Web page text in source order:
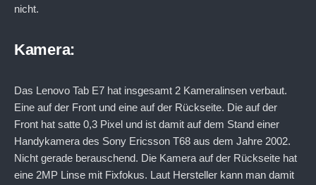
nicht.
Kamera:
Das Lenovo Tab E7 hat insgesamt 2 Kameralinsen verbaut.
Eine auf der Front und eine auf der Rückseite. Die auf der
Front hat satte 0,3 Pixel und ist damit auf dem Stand einer
Handykamera des Sony Ericsson T68 aus dem Jahre 2002.
Nicht gerade berauschend. Die Kamera auf der Rückseite hat
eine 2MP Linse mit Fixfokus. Laut Hersteller kann man damit